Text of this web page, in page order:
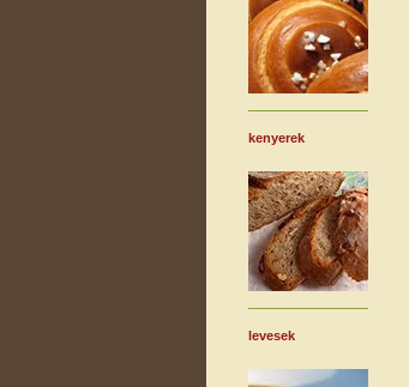
kenyerek
levesek